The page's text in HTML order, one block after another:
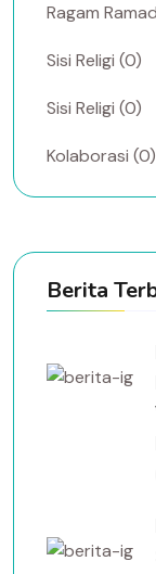
Ragam
Sisi Religi (0)
Sisi Religi (0)
Kolaborasi (0)
Berita